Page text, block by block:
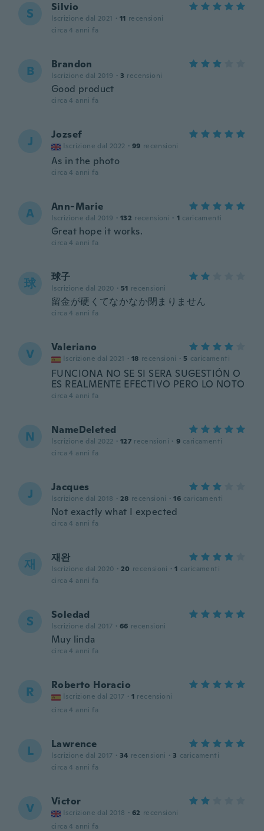
S Silvio
Iscrizione dal 2021 · 11 recensioni
circa 4 anni fa
B Brandon
Iscrizione dal 2019 · 3 recensioni
Good product
circa 4 anni fa
J Jozsef
Iscrizione dal 2022 · 99 recensioni
As in the photo
circa 4 anni fa
A Ann-Marie
Iscrizione dal 2019 · 132 recensioni · 1 caricamenti
Great hope it works.
circa 4 anni fa
球 球子
Iscrizione dal 2020 · 51 recensioni
留金が硬くてなかなか閉まりません
circa 4 anni fa
V Valeriano
Iscrizione dal 2021 · 18 recensioni · 5 caricamenti
FUNCIONA NO SE SI SERA SUGESTIÓN O
ES REALMENTE EFECTIVO PERO LO NOTO
circa 4 anni fa
N NameDeleted
Iscrizione dal 2022 · 127 recensioni · 9 caricamenti
circa 4 anni fa
J Jacques
Iscrizione dal 2018 · 28 recensioni · 16 caricamenti
Not exactly what I expected
circa 4 anni fa
재 재완
Iscrizione dal 2020 · 20 recensioni · 1 caricamenti
circa 4 anni fa
S Soledad
Iscrizione dal 2017 · 66 recensioni
Muy linda
circa 4 anni fa
R Roberto Horacio
Iscrizione dal 2017 · 1 recensioni
circa 4 anni fa
L Lawrence
Iscrizione dal 2017 · 34 recensioni · 3 caricamenti
circa 4 anni fa
V Victor
Iscrizione dal 2018 · 62 recensioni
circa 4 anni fa